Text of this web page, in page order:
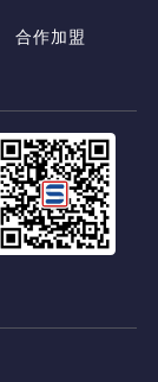
合作加盟